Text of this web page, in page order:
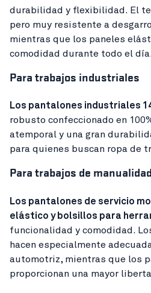
durabilidad y flexibilidad. El
pero muy resistente a
mientras que los paneles
comodidad durante todo el día.
Para trabajos industriales
Los pantalones industriales
robusto confeccionado en
atemporal y una gran
para quienes buscan ropa de
Para trabajos de
Los pantalones de servicio
elástico y bolsillos para
funcionalidad y comodidad.
hacen especialmente
automotriz, mientras que los
proporcionan una mayor